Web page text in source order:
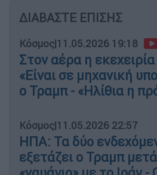
ΔΙΑΒΑΣΤΕ ΕΠΙΣΗΣ
Κόσμος|11.05.2026 19:18
Στον αέρα η
«Είναι σε μηχανική
ο Τραμπ - «Ηλίθια η
Κόσμος|11.05.2026 22:57
ΗΠΑ: Τα δύο
εξετάζει ο Τραμπ